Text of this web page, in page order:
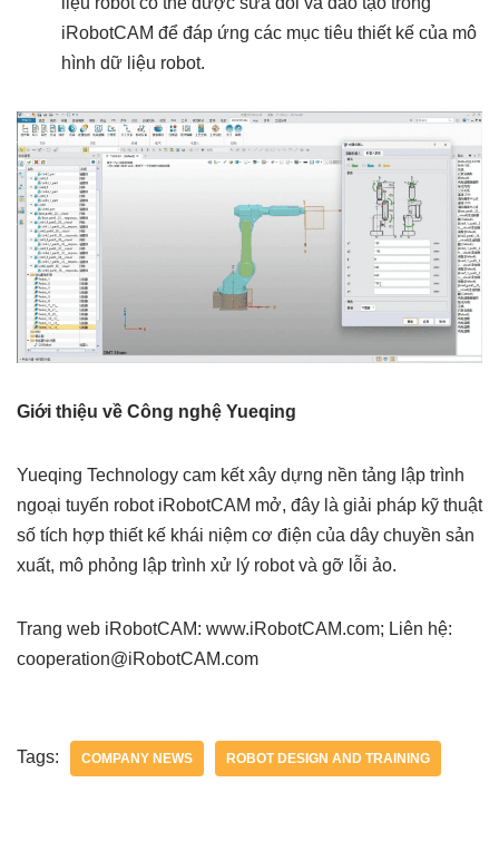
iRobotCAM để đáp ứng các mục tiêu thiết kế của mô
hình dữ liệu robot.
Giới thiệu về Công nghệ Yueqing
Yueqing Technology cam kết xây dựng nền tảng lập trình
ngoại tuyến robot iRobotCAM mở, đây là giải pháp kỹ thuật
số tích hợp thiết kế khái niệm cơ điện của dây chuyền sản
xuất, mô phỏng lập trình xử lý robot và gỡ lỗi ảo.
Trang web iRobotCAM: www.iRobotCAM.com; Liên hệ:
cooperation@iRobotCAM.com
Tags: COMPANY NEWS ROBOT DESIGN AND TRAINING